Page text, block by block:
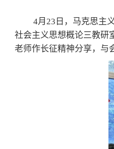
4月23日，马克思主
社会主义思想概论三教研
老师作长征精神分享，与